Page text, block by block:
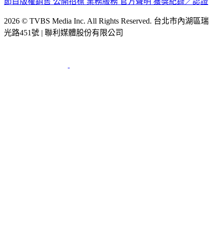
2026 © TVBS Media Inc. All Rights Reserved. 台北市內湖區瑞
光路451號 | 聯利媒體股份有限公司